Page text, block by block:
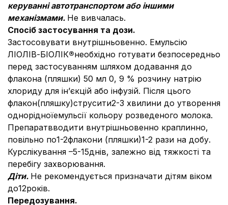
керуванні автотранспортом або іншими
механізмами. Не вивчалась.
Спосіб застосування та дози.
Застосовувати внутрішньовенно. Емульсію
ЛІОЛІВ-БІОЛІК®необхідно готувати безпосередньо
перед застосуванням шляхом додавання до
флакона (пляшки) 50 мл 0, 9 % розчину натрію
хлориду для ін’єкцій або інфузій. Після цього
флакон(пляшку)струсити2-3 хвилини до утворення
однорідноїемульсії кольору розведеного молока.
Препаратвводити внутрішньовенно краплинно,
повільно по1-2флакони (пляшки)1-2 рази на добу.
Курслікування –5-15днів, залежно від тяжкості та
перебігу захворювання.
Діти. Не рекомендується призначати дітям віком
до12років.
Передозування.